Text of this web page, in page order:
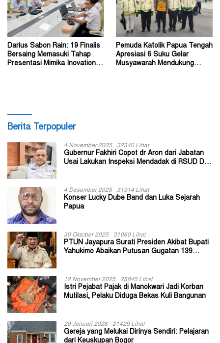
Darius Sabon Rain: 19 Finalis
Bersaing Memasuki Tahap
Presentasi Mimika Inovation
Pemuda Katolik Papua Tengah
Apresiasi 6 Suku Gelar
Musyawarah Mendukung
Berita Terpopuler
4 November 2025 32346 Lihat
Gubernur Fakhiri Copot dr Aron dari Jabatan
Usai Lakukan Inspeksi Mendadak di RSUD Dok
4 Desember 2025 31914 Lihat
Konser Lucky Dube Band dan Luka Sejarah
Papua
30 Oktober 2025 31060 Lihat
PTUN Jayapura Surati Presiden Akibat Bupati
Yahukimo Abaikan Putusan Gugatan 139
12 November 2025 28845 Lihat
Istri Pejabat Pajak di Manokwari Jadi Korban
Mutilasi, Pelaku Diduga Bekas Kuli Bangunan
20 Januari 2026 21429 Lihat
Gereja yang Melukai Dirinya Sendiri: Pelajaran
dari Keuskupan Bogor